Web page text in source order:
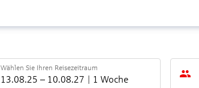
Wählen Sie Ihren Reisezeitraum
13.08.25 – 10.08.27 1 Woche